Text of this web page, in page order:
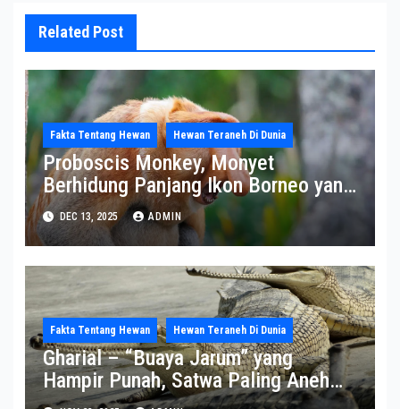
Related Post
Fakta Tentang Hewan Hewan Teraneh Di Dunia
Proboscis Monkey, Monyet
Berhidung Panjang Ikon Borneo yang
Terancam Punah
DEC 13, 2025 ADMIN
Fakta Tentang Hewan Hewan Teraneh Di Dunia
Gharial – “Buaya Jarum” yang
Hampir Punah, Satwa Paling Aneh
dan Paling Terancam di Sungai India